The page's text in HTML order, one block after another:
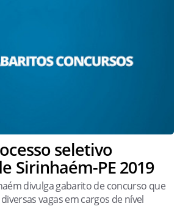
seletivo
Sirinhaém-PE 2019
divulga gabarito de concurso que
vagas em cargos de nível